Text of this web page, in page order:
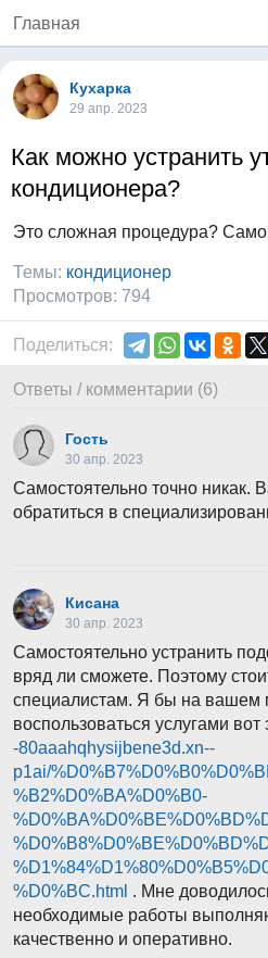
Главная
Кухарка
29 апр. 2023
Как можно устранить
кондиционера?
Это сложная процедура?
Темы: кондиционер
Просмотров: 794
Поделиться:
Ответы / комментарии (6)
Гость
30 апр. 2023
Самостоятельно точно никак.
обратиться в
Кисана
30 апр. 2023
Самостоятельно устранить
вряд ли сможете. Поэтому
специалистам. Я бы на вашем
воспользоваться услугами вот
-80aaahqhysijbene3d.xn--
p1ai/
%B2%D0%BA%D0%B0-
%D0%BC.html . Мне
необходимые работы
качественно и оперативно.